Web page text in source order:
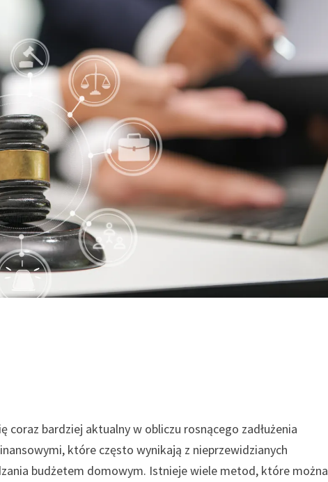
bardziej aktualny w obliczu rosnącego zadłużenia
które często wynikają z nieprzewidzianych
budżetem domowym. Istnieje wiele metod, które można